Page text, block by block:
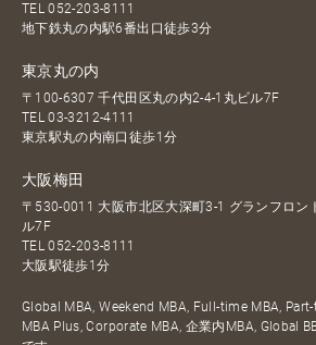
TEL052-203-8111
地下鉄丸の内駅6番出口徒歩3分
東京丸の内
〒100-6307 千代田区丸の内2-4-1丸ビル7F
TEL03-3212-4111
東京駅丸の内南口徒歩1分
大阪梅田
〒530-0011 大阪市北区大深町3-1 グランフロン
ル7F
TEL052-203-8111
大阪駅徒歩1分
Global MBA, Weekend MBA, Full-time MBA,
MBA Plus, Corporate MBA, 企業内MBA, Global